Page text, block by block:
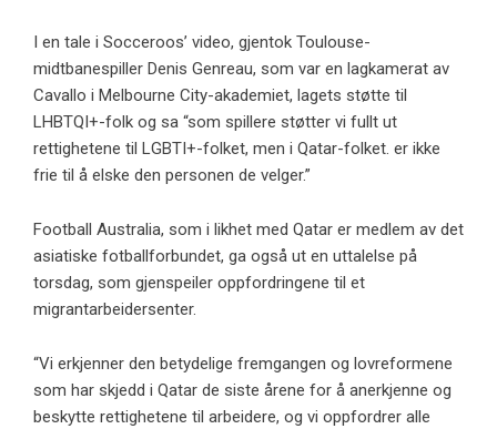
I en tale i Socceroos’ video, gjentok Toulouse-
midtbanespiller Denis Genreau, som var en lagkamerat av
Cavallo i Melbourne City-akademiet, lagets støtte til
LHBTQI+-folk og sa “som spillere støtter vi fullt ut
rettighetene til LGBTI+-folket, men i Qatar-folket. er ikke
frie til å elske den personen de velger.”
Football Australia, som i likhet med Qatar er medlem av det
asiatiske fotballforbundet, ga også ut en uttalelse på
torsdag, som gjenspeiler oppfordringene til et
migrantarbeidersenter.
“Vi erkjenner den betydelige fremgangen og lovreformene
som har skjedd i Qatar de siste årene for å anerkjenne og
beskytte rettighetene til arbeidere, og vi oppfordrer alle